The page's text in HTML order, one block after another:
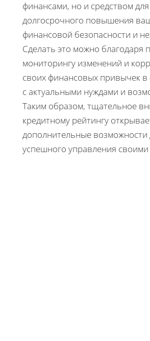
финансами, но и средством для
долгосрочного повышения
финансовой безопасности и
Сделать это можно благодаря
мониторингу изменений и
своих финансовых привычек в
с актуальными нуждами и
Таким образом, тщательное
кредитному рейтингу
дополнительные возможности
успешного управления